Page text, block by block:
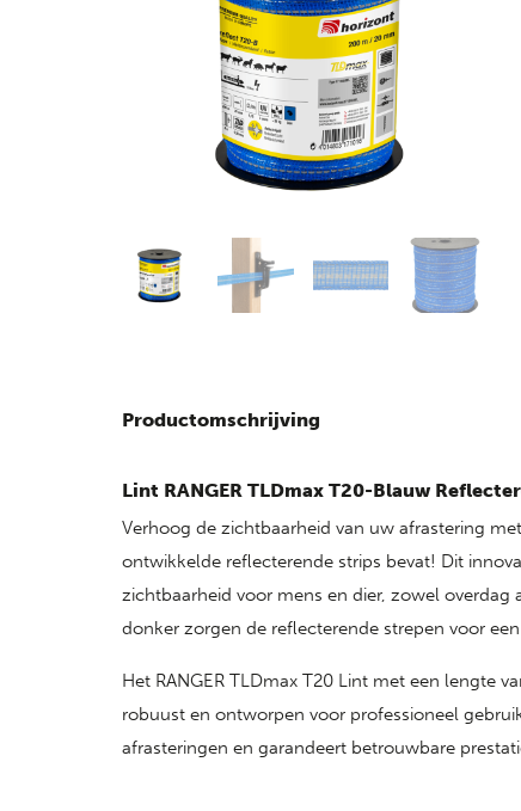
Productomschrijving
Lint RANGER TLDmax T20-Blauw
Verhoog de zichtbaarheid van uw afrastering
ontwikkelde reflecterende strips bevat! Dit
zichtbaarheid voor mens en dier, zowel overdag
donker zorgen de reflecterende strepen voor
Het RANGER TLDmax T20 Lint met een lengte
robuust en ontworpen voor professioneel
afrasteringen en garandeert betrouwbare